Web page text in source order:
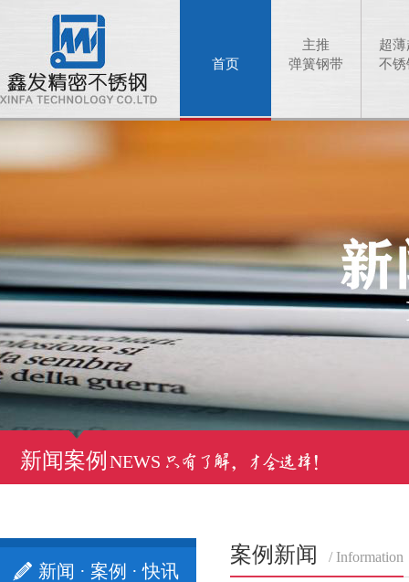
首页
主推
弹簧钢带
超
不锈
新闻案例 NEWS
新闻 · 案例 · 快讯
案例新闻 / Information